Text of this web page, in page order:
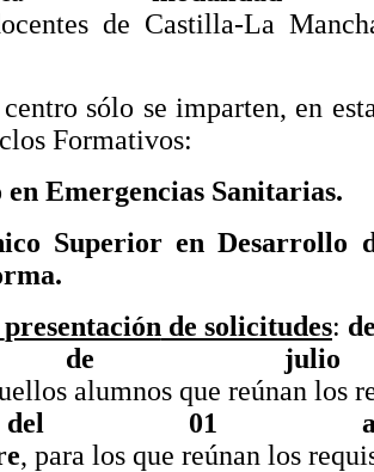
de Castilla-La
centro sólo se imparten, en
Formativos:
en Emergencias Sanitarias.
Superior en Desarrollo
presentación de solicitudes:
de julio
alumnos que reúnan los
del 01
, para los que reúnan los